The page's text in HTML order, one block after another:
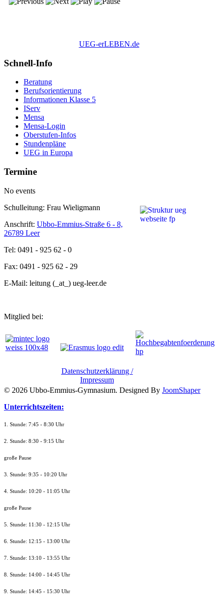
UEG-erLEBEN.de
Schnell-Info
Beratung
Berufsorientierung
Informationen Klasse 5
IServ
Mensa
Mensa-Login
Oberstufen-Infos
Stundenpläne
UEG in Europa
Termine
No events
Schulleitung: Frau Wieligmann
Anschrift: Ubbo-Emmius-Straße 6 - 8,
26789 Leer
Tel: 0491 - 925 62 - 0
Fax: 0491 - 925 62 - 29
E-Mail: leitung (_at_) ueg-leer.de
Mitglied bei:
Datenschutzerklärung /
Impressum
© 2026 Ubbo-Emmius-Gymnasium. Designed By JoomShaper
Unterrichtszeiten:
1. Stunde: 7:45 - 8:30 Uhr
2. Stunde: 8:30 - 9:15 Uhr
große Pause
3. Stunde: 9:35 - 10:20 Uhr
4. Stunde: 10:20 - 11:05 Uhr
große Pause
5. Stunde: 11:30 - 12:15 Uhr
6. Stunde: 12:15 - 13:00 Uhr
7. Stunde: 13:10 - 13:55 Uhr
8. Stunde: 14:00 - 14:45 Uhr
9. Stunde: 14:45 - 15:30 Uhr